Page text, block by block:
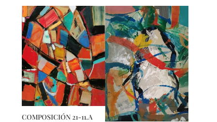
COMPOSICIÓN 21-11.A